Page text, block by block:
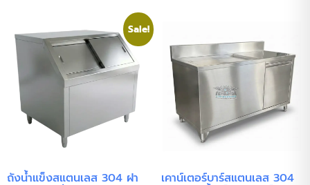
Sale!
ถังน้ำแข็งสแตนเลส 304 ฝา เคาน์เตอร์บาร์สแตนเลส 304